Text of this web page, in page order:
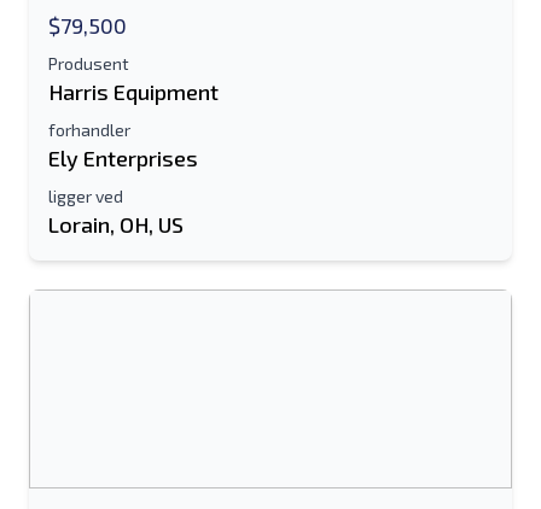
Epostadresse
Mobil
Sende
$79,500
Produsent
Harris Equipment
forhandler
Ely Enterprises
ligger ved
Lorain, OH, US
Ditt fulle navn
Tilleggsinformasjon